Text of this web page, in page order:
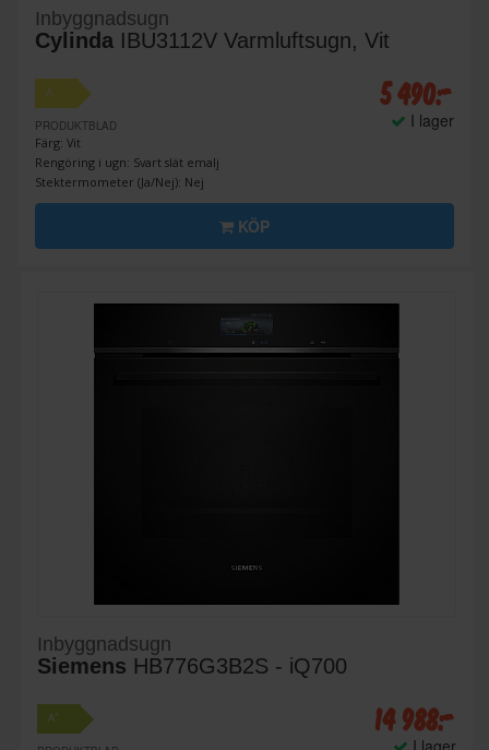
Inbyggnadsugn
Cylinda IBU3112V Varmluftsugn, Vit
A
PRODUKTBLAD
Färg: Vit
Rengöring i ugn: Svart slät emalj
Stektermometer (Ja/Nej): Nej
5 490:-
I lager
KÖP
Inbyggnadsugn
Siemens HB776G3B2S - iQ700
A+ 14 988:-